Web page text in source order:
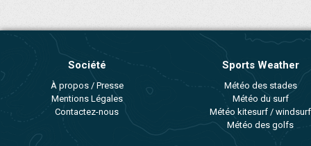
Société
À propos / Presse
Mentions Légales
Contactez-nous
Sports Weather
Météo des stades
Météo du surf
Météo kitesurf / windsurf
Météo des golfs